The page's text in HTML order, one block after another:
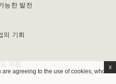
능한 발전
의 기회
자료
agreeing to the use of cookies, whose
x